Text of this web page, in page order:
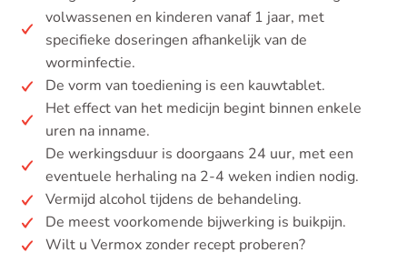
volwassenen en kinderen vanaf 1 jaar, met
specifieke doseringen afhankelijk van de
worminfectie.
De vorm van toediening is een kauwtablet.
Het effect van het medicijn begint binnen enkele
uren na inname.
De werkingsduur is doorgaans 24 uur, met een
eventuele herhaling na 2-4 weken indien nodig.
Vermijd alcohol tijdens de behandeling.
De meest voorkomende bijwerking is buikpijn.
Wilt u Vermox zonder recept proberen?